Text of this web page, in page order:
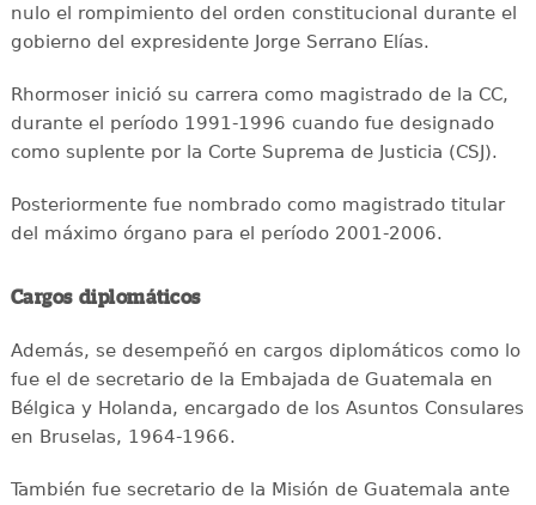
nulo el rompimiento del orden constitucional durante el
gobierno del expresidente Jorge Serrano Elías.
Rhormoser inició su carrera como magistrado de la CC,
durante el período 1991-1996 cuando fue designado
como suplente por la Corte Suprema de Justicia (CSJ).
Posteriormente fue nombrado como magistrado titular
del máximo órgano para el período 2001-2006.
Cargos diplomáticos
Además, se desempeñó en cargos diplomáticos como lo
fue el de secretario de la Embajada de Guatemala en
Bélgica y Holanda, encargado de los Asuntos Consulares
en Bruselas, 1964-1966.
También fue secretario de la Misión de Guatemala ante